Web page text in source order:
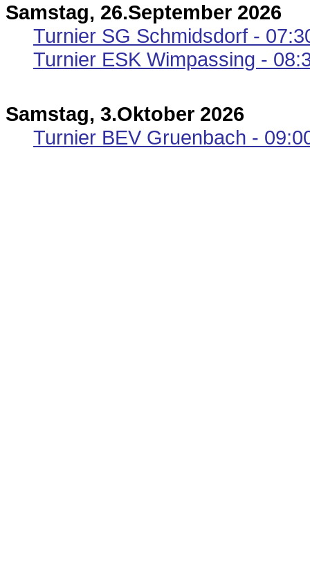
Samstag, 26.September 2026
Turnier SG Schmidsdorf -
Turnier ESK Wimpassing -
Samstag, 3.Oktober 2026
Turnier BEV Gruenbach -